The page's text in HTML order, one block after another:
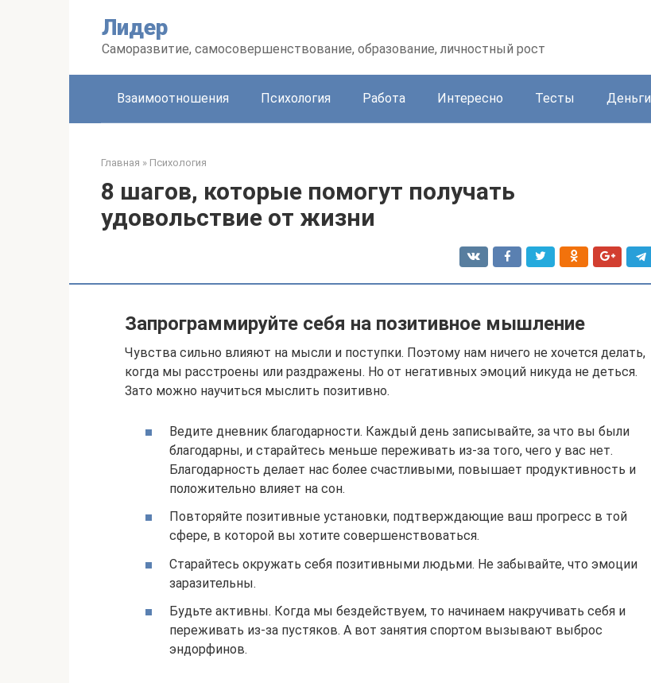
Лидер
Саморазвитие, самосовершенствование, образование, личностный рост
Взаимоотношения Психология Работа Интересно Тесты Деньги
Главная » Психология
8 шагов, которые помогут получать
удовольствие от жизни
Запрограммируйте себя на позитивное мышление
Чувства сильно влияют на мысли и поступки. Поэтому нам ничего не хочется делать,
когда мы расстроены или раздражены. Но от негативных эмоций никуда не деться.
Зато можно научиться мыслить позитивно.
Ведите дневник благодарности. Каждый день записывайте, за что вы были
благодарны, и старайтесь меньше переживать из-за того, чего у вас нет.
Благодарность делает нас более счастливыми, повышает продуктивность и
положительно влияет на сон.
Повторяйте позитивные установки, подтверждающие ваш прогресс в той
сфере, в которой вы хотите совершенствоваться.
Старайтесь окружать себя позитивными людьми. Не забывайте, что эмоции
заразительны.
Будьте активны. Когда мы бездействуем, то начинаем накручивать себя и
переживать из-за пустяков. А вот занятия спортом вызывают выброс
эндорфинов.